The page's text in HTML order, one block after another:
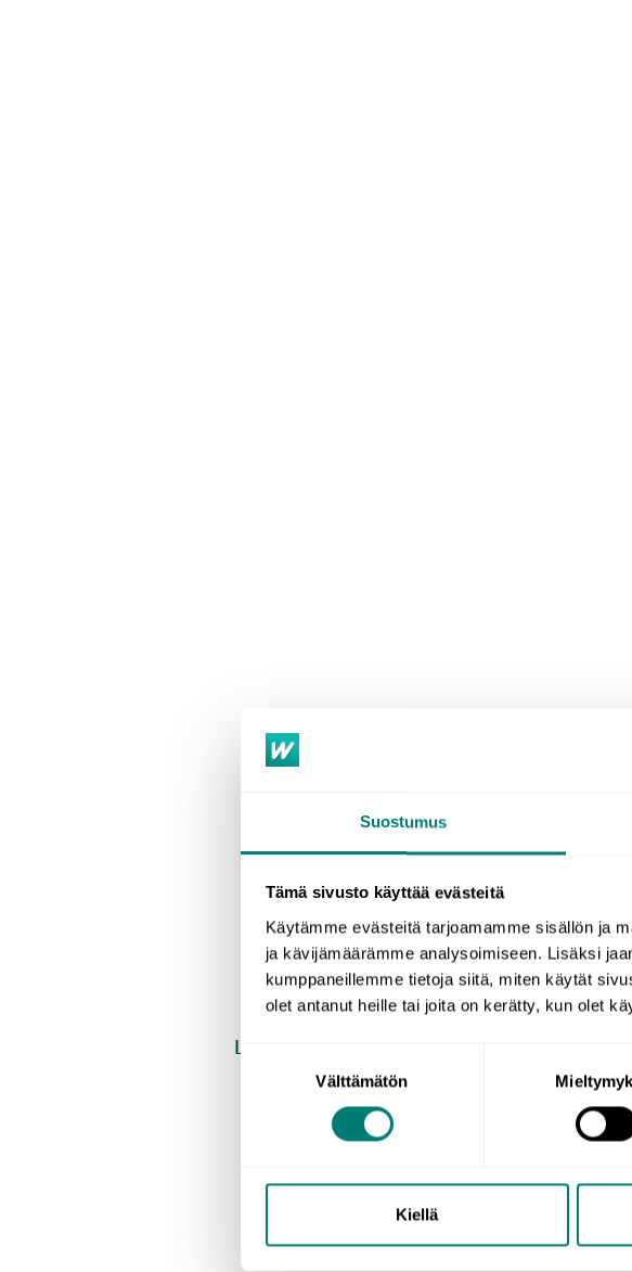
Suostumus
Tämä sivusto käyttää evästeitä
Käytämme evästeitä tarjoamamme sisällön ja
ja kävijämäärämme analysoimiseen. Lisäksi
kumppaneillemme tietoja siitä, miten käytät
olet antanut heille tai joita on kerätty, kun olet
Suostumuksen
Välttämätön
Kiellä
Learn English with the WordDive English
The courses are suitable for adults
get around town, and improve your